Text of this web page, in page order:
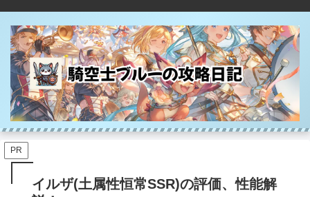
PR
イルザ(土属性恒常SSR)の評価、性能解